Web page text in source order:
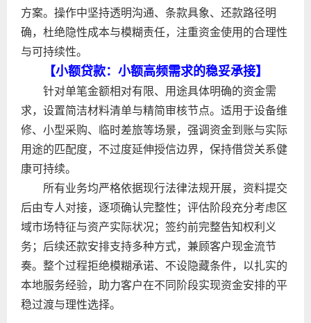
方案。操作中坚持透明沟通、条款具象、还款路径明
确，杜绝隐性成本与模糊责任，注重资金使用的合理性
与可持续性。
【小额贷款：小额高频需求的稳妥承接】
针对单笔金额相对有限、用途具体明确的资金需
求，设置简洁材料清单与精简审核节点。适用于设备维
修、小型采购、临时差旅等场景，强调资金到账与实际
用途的匹配度，不过度延伸授信边界，保持借贷关系健
康可持续。
所有业务均严格依据现行法律法规开展，资料提交
后由专人对接，逐项确认完整性；评估阶段充分考虑区
域市场特征与资产实际状况；签约前完整告知权利义
务；后续还款安排支持多种方式，兼顾客户现金流节
奏。整个过程拒绝模糊承诺、不设隐藏条件，以扎实的
本地服务经验，助力客户在不同阶段实现资金安排的平
稳过渡与理性选择。